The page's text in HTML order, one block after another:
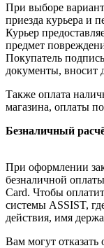
При выборе
приезда курьера и
Курьер
предмет
Покупатель
документы, вносит
Также оплата
магазина, оплаты
Безналичный
При оформлении
безналичной
Card. Чтобы
системы ASSIST,
действия, имя
Вам могут отказать